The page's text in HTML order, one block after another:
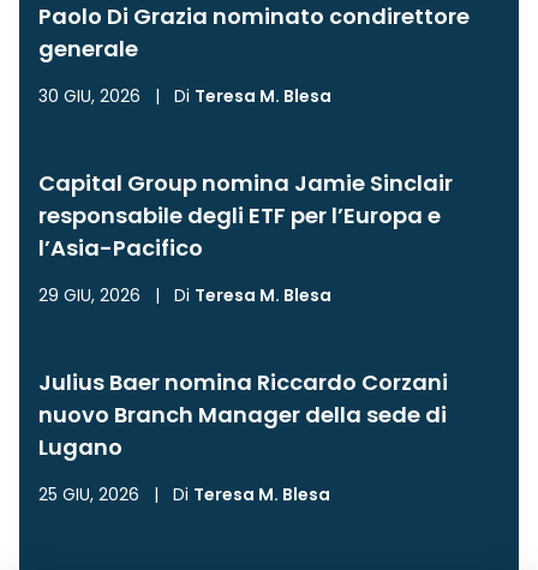
Paolo Di Grazia nominato condirettore
generale
30 GIU, 2026 | Di Teresa M. Blesa
Capital Group nomina Jamie Sinclair
responsabile degli ETF per l’Europa e
l’Asia-Pacifico
29 GIU, 2026 | Di Teresa M. Blesa
Julius Baer nomina Riccardo Corzani
nuovo Branch Manager della sede di
Lugano
25 GIU, 2026 | Di Teresa M. Blesa